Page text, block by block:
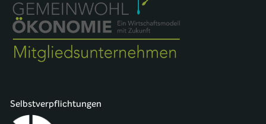
Selbstverpflichtungen